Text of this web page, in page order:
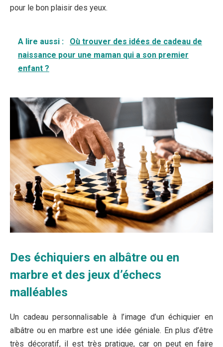
pour le bon plaisir des yeux.
A lire aussi :
Où trouver des idées de cadeau de
naissance pour une maman qui a son premier
enfant ?
Des échiquiers en albâtre ou en
marbre et des jeux d’échecs
malléables
Un cadeau personnalisable à l’image d’un échiquier en
albâtre ou en marbre est une idée géniale. En plus d’être
très décoratif, il est très pratique, car on peut en faire